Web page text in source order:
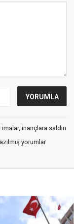
inançlara saldırı
yorumlar